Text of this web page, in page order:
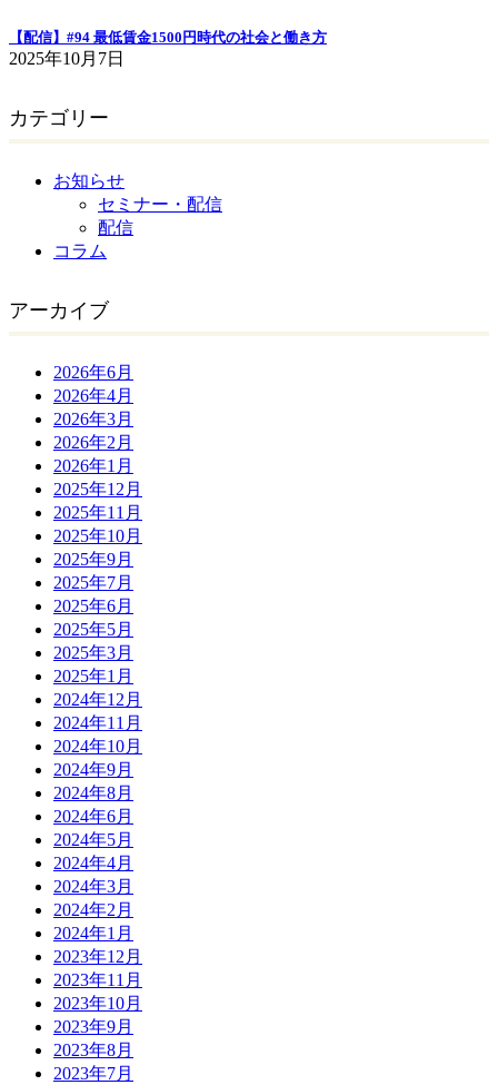
【配信】#94 最低賃金1500円時代の社会と働き方
2025年10月7日
カテゴリー
お知らせ
セミナー・配信
配信
コラム
アーカイブ
2026年6月
2026年4月
2026年3月
2026年2月
2026年1月
2025年12月
2025年11月
2025年10月
2025年9月
2025年7月
2025年6月
2025年5月
2025年3月
2025年1月
2024年12月
2024年11月
2024年10月
2024年9月
2024年8月
2024年6月
2024年5月
2024年4月
2024年3月
2024年2月
2024年1月
2023年12月
2023年11月
2023年10月
2023年9月
2023年8月
2023年7月